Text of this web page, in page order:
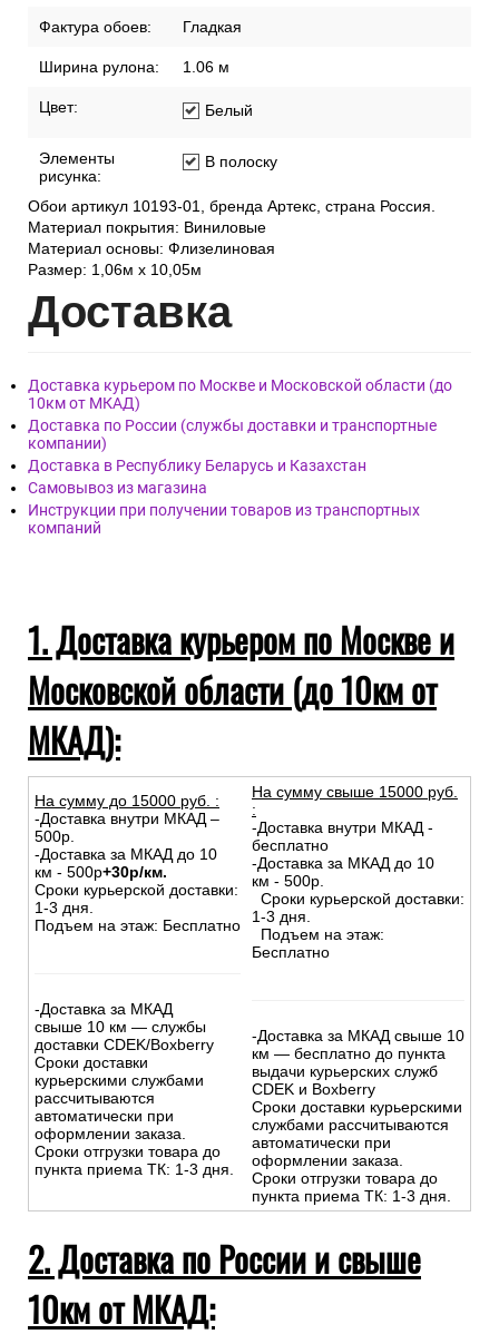
Фактура обоев: Гладкая
Ширина рулона: 1.06 м
Цвет: Белый
Элементы
рисунка:
В полоску
Обои артикул 10193-01, бренда Артекс, страна Россия.
Материал покрытия: Виниловые
Материал основы: Флизелиновая
Размер: 1,06м х 10,05м
Доставка
Доставка курьером по Москве и Московской области (до
10км от МКАД)
Доставка по России (службы доставки и транспортные
компании)
Доставка в Республику Беларусь и Казахстан
Самовывоз из магазина
Инструкции при получении товаров из транспортных
компаний
1. Доставка курьером по Москве и
Московской области (до 10км от
МКАД):
На сумму до 15000 руб. :
-Доставка внутри МКАД –
500р.
-Доставка за МКАД до 10
км - 500р+30р/км.
Сроки курьерской доставки:
1-3 дня.
Подъем на этаж: Бесплатно
-Доставка за МКАД
свыше 10 км — службы
доставки CDEK/Boxberry
Сроки доставки
курьерскими службами
рассчитываются
автоматически при
оформлении заказа.
Сроки отгрузки товара до
пункта приема ТК: 1-3 дня.
На сумму свыше 15000 руб.
:
-Доставка внутри МКАД -
бесплатно
-Доставка за МКАД до 10
км - 500р.
Сроки курьерской доставки:
1-3 дня.
Подъем на этаж:
Бесплатно
-Доставка за МКАД свыше 10
км — бесплатно до пункта
выдачи курьерских служб
CDEK и Boxberry
Сроки доставки курьерскими
службами рассчитываются
автоматически при
оформлении заказа.
Сроки отгрузки товара до
пункта приема ТК: 1-3 дня.
2. Доставка по России и свыше
10км от МКАД: